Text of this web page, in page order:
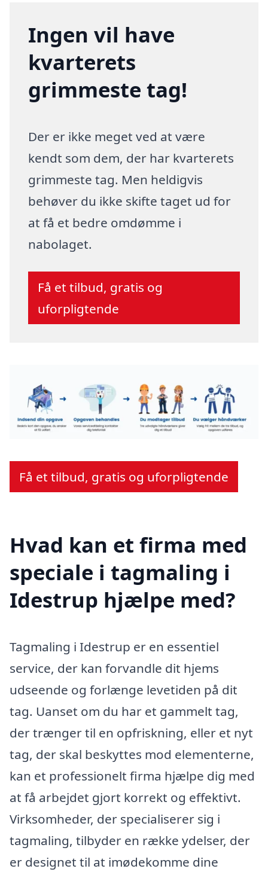
Ingen vil have
kvarterets
grimmeste tag!
Der er ikke meget ved at være
kendt som dem, der har kvarterets
grimmeste tag. Men heldigvis
behøver du ikke skifte taget ud for
at få et bedre omdømme i
nabolaget.
Få et tilbud, gratis og
uforpligtende
Få et tilbud, gratis og uforpligtende
Hvad kan et firma med
speciale i tagmaling i
Idestrup hjælpe med?
Tagmaling i Idestrup er en essentiel
service, der kan forvandle dit hjems
udseende og forlænge levetiden på dit
tag. Uanset om du har et gammelt tag,
der trænger til en opfriskning, eller et nyt
tag, der skal beskyttes mod elementerne,
kan et professionelt firma hjælpe dig med
at få arbejdet gjort korrekt og effektivt.
Virksomheder, der specialiserer sig i
tagmaling, tilbyder en række ydelser, der
er designet til at imødekomme dine